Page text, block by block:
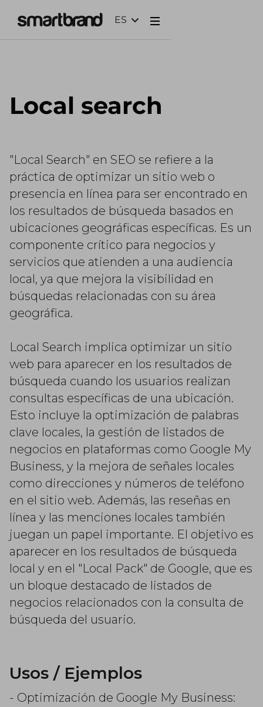
ES
Local search
"Local Search" en SEO se refiere a la
práctica de optimizar un sitio web o
presencia en línea para ser encontrado en
los resultados de búsqueda basados en
ubicaciones geográficas específicas. Es un
componente crítico para negocios y
servicios que atienden a una audiencia
local, ya que mejora la visibilidad en
búsquedas relacionadas con su área
geográfica.
Local Search implica optimizar un sitio
web para aparecer en los resultados de
búsqueda cuando los usuarios realizan
consultas específicas de una ubicación.
Esto incluye la optimización de palabras
clave locales, la gestión de listados de
negocios en plataformas como Google My
Business, y la mejora de señales locales
como direcciones y números de teléfono
en el sitio web. Además, las reseñas en
línea y las menciones locales también
juegan un papel importante. El objetivo es
aparecer en los resultados de búsqueda
local y en el "Local Pack" de Google, que es
un bloque destacado de listados de
negocios relacionados con la consulta de
búsqueda del usuario.
Usos / Ejemplos
- Optimización de Google My Business: